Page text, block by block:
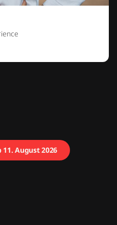
11. August 2026